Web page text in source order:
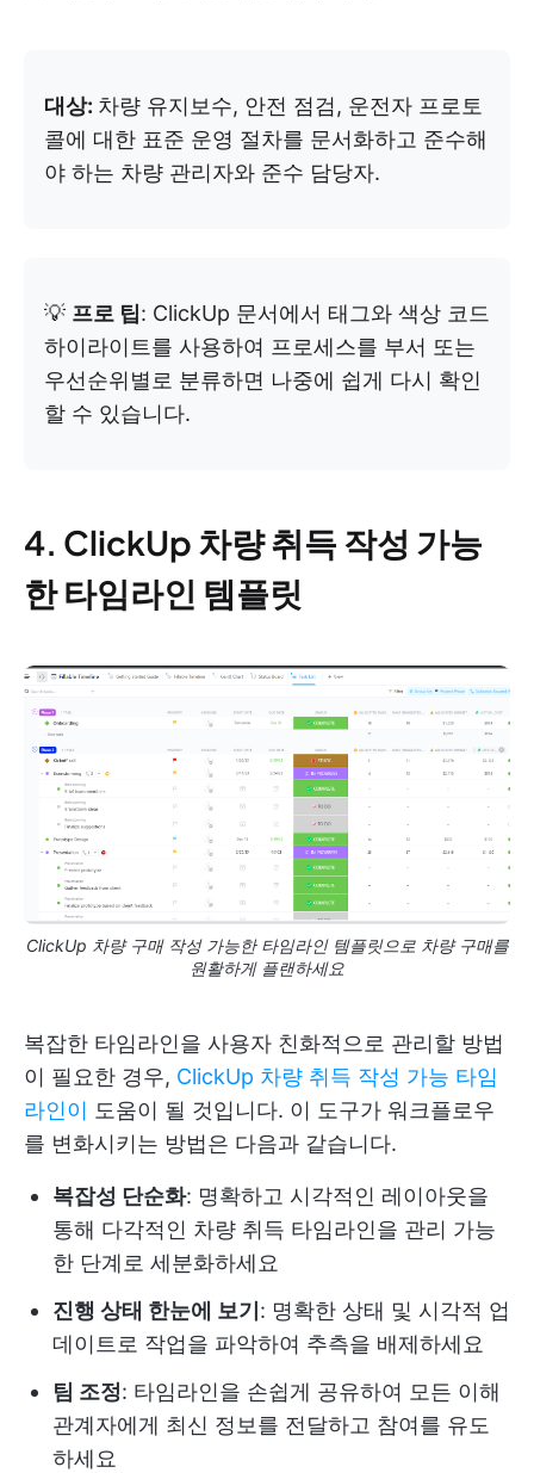
대상: 차량 유지보수, 안전 점검, 운전자 프로토
콜에 대한 표준 운영 절차를 문서화하고 준수해
야 하는 차량 관리자와 준수 담당자.
💡 프로 팁: ClickUp 문서에서 태그와 색상 코드
하이라이트를 사용하여 프로세스를 부서 또는
우선순위별로 분류하면 나중에 쉽게 다시 확인
할 수 있습니다.
4. ClickUp 차량 취득 작성 가능
한 타임라인 템플릿
ClickUp 차량 구매 작성 가능한 타임라인 템플릿으로 차량 구매를
원활하게 플랜하세요
복잡한 타임라인을 사용자 친화적으로 관리할 방법
이 필요한 경우, ClickUp 차량 취득 작성 가능 타임
라인이 도움이 될 것입니다. 이 도구가 워크플로우
를 변화시키는 방법은 다음과 같습니다.
복잡성 단순화: 명확하고 시각적인 레이아웃을
통해 다각적인 차량 취득 타임라인을 관리 가능
한 단계로 세분화하세요
진행 상태 한눈에 보기 : 명확한 상태 및 시각적 업
데이트로 작업을 파악하여 추측을 배제하세요
팀 조정: 타임라인을 손쉽게 공유하여 모든 이해
관계자에게 최신 정보를 전달하고 참여를 유도
하세요